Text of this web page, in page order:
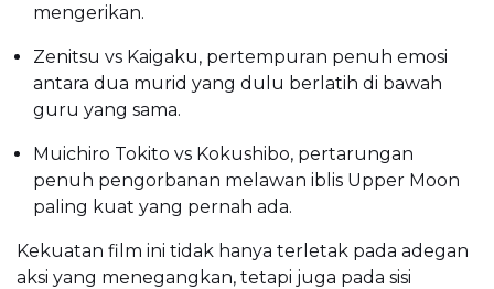
mengerikan.
Zenitsu vs Kaigaku, pertempuran penuh emosi
antara dua murid yang dulu berlatih di bawah
guru yang sama.
Muichiro Tokito vs Kokushibo, pertarungan
penuh pengorbanan melawan iblis Upper Moon
paling kuat yang pernah ada.
Kekuatan film ini tidak hanya terletak pada adegan
aksi yang menegangkan, tetapi juga pada sisi